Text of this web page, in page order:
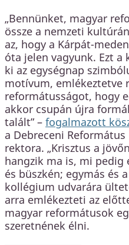
„Bennünket, magyar
össze a nemzeti
az, hogy a Kárpát-
óta jelen vagyunk. Ezt a
ki az egységnap
motívum, emlékeztetve
reformátusságot, hogy
akkor csupán újra
talált” – fogalmazott
a Debreceni
rektora. „Krisztus a
hangzik ma is, mi pedig
és büszkén; egymás és
kollégium udvarára
arra emlékezteti az
magyar reformátusok
szeretnének élni.